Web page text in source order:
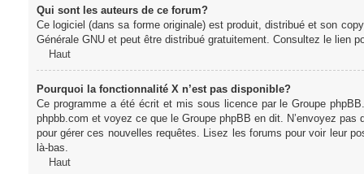
Qui sont les auteurs de ce forum?
Ce logiciel (dans sa forme originale) est produit, distribué et son
Générale GNU et peut être distribué gratuitement. Consultez le lien
Haut
Pourquoi la fonctionnalité X n’est pas disponible?
Ce programme a été écrit et mis sous licence par le Groupe
phpbb.com et voyez ce que le Groupe phpBB en dit. N’envoyez
pour gérer ces nouvelles requêtes. Lisez les forums pour voir leur
là-bas.
Haut